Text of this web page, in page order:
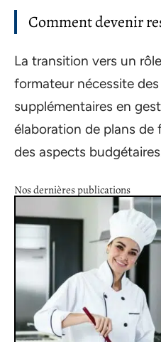
Comment devenir
La transition vers un
formateur nécessite
supplémentaires en
élaboration de plans de
des aspects
Nos dernières publications